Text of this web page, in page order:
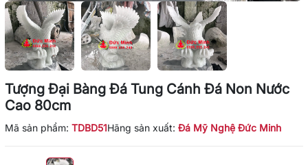
Tượng Đại Bàng Đá Tung Cánh Đá Non Nước
Cao 80cm
Mã sản phẩm: TDBD51Hãng sản xuất: Đá Mỹ Nghệ Đức Minh